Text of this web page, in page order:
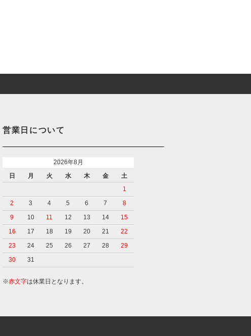
営業日について
2026年8月
日
月 火 水 木 金
土
1
2
3 4 5 6 7
8
9
10 11 12 13 14
15
16
17 18 19 20 21
22
23
24 25 26 27 28
29
30
31
※赤文字は休業日となります。